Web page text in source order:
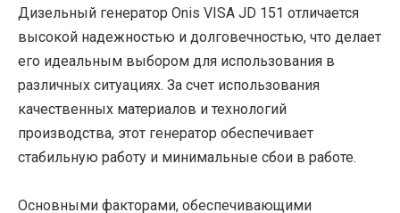
Дизельный генератор Onis VISA JD 151 отличается
высокой надежностью и долговечностью, что делает
его идеальным выбором для использования в
различных ситуациях. За счет использования
качественных материалов и технологий
производства, этот генератор обеспечивает
стабильную работу и минимальные сбои в работе.
Основными факторами, обеспечивающими